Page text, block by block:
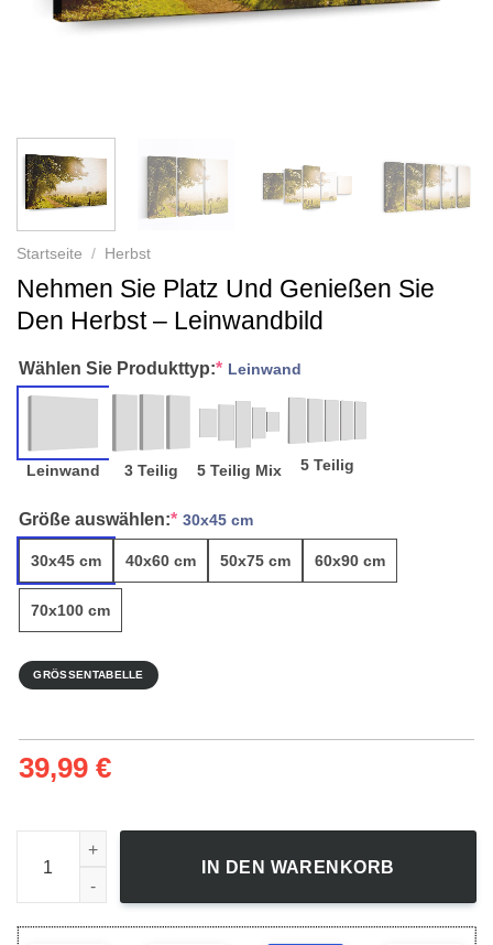
Startseite / Herbst
Nehmen Sie Platz Und Genießen Sie
Den Herbst – Leinwandbild
Wählen Sie Produkttyp:* Leinwand
Leinwand 3 Teilig 5 Teilig Mix 5 Teilig
Größe auswählen:* 30x45 cm
30x45 cm 40x60 cm 50x75 cm 60x90 cm
70x100 cm
GRÖSSENTABELLE
39,99 €
Nehmen Sie Platz Und Genießen Sie Den Herbst -
IN DEN WARENKORB